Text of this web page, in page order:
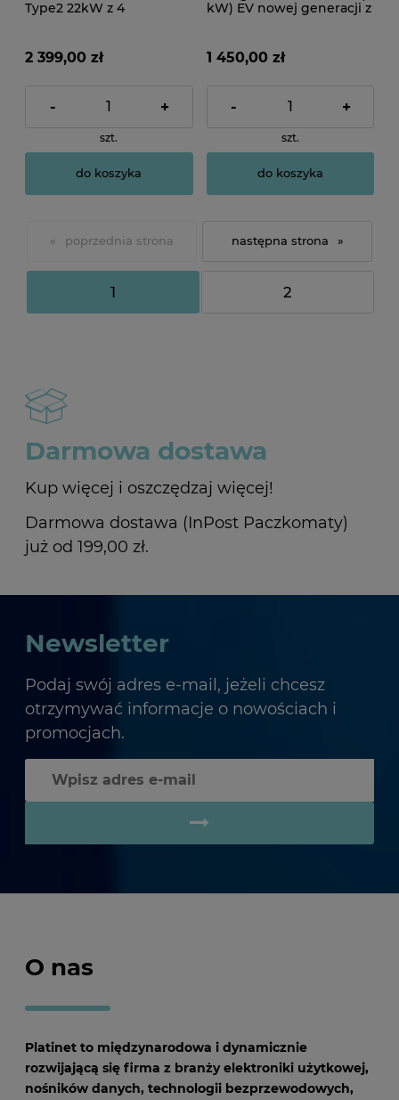
Type2 22kW z 4
2 399,00 zł
- +
szt.
do koszyka
kW) EV nowej generacji z
1 450,00 zł
- +
szt.
do koszyka
«
1 2
»
Darmowa dostawa
Kup więcej i oszczędzaj więcej!
Darmowa dostawa (InPost Paczkomaty)
już od 199,00 zł.
Newsletter
Podaj swój adres e-mail, jeżeli chcesz
otrzymywać informacje o nowościach i
promocjach.
O nas
Platinet to międzynarodowa i dynamicznie
rozwijającą się firma z branży elektroniki użytkowej,
nośników danych, technologii bezprzewodowych,